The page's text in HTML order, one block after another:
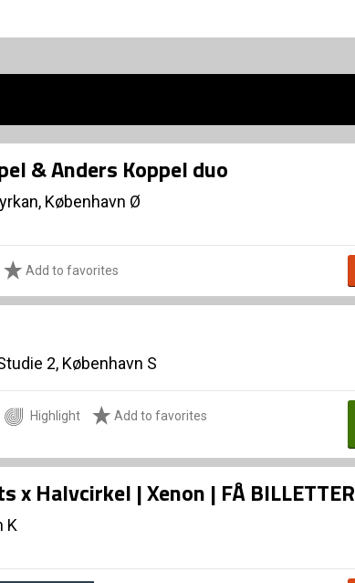
& Anders Koppel duo
København Ø
Add to favorites
2, København S
Highlight Add to favorites
x Halvcirkel | Xenon | FÅ BILLETTER
K